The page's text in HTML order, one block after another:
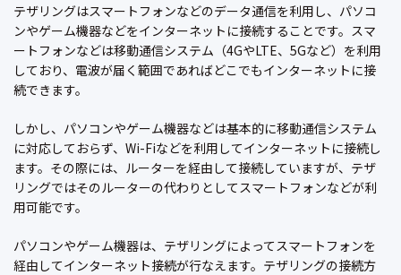
テザリングはスマートフォンなどのデータ通信を利用し、パソコ
ンやゲーム機器などをインターネットに接続することです。スマ
ートフォンなどは移動通信システム（4GやLTE、5Gなど）を利用
しており、電波が届く範囲であればどこでもインターネットに接
続できます。
しかし、パソコンやゲーム機器などは基本的に移動通信システム
に対応しておらず、Wi-Fiなどを利用してインターネットに接続し
ます。その際には、ルーターを経由して接続していますが、テザ
リングではそのルーターの代わりとしてスマートフォンなどが利
用可能です。
パソコンやゲーム機器は、テザリングによってスマートフォンを
経由してインターネット接続が行なえます。テザリングの接続方